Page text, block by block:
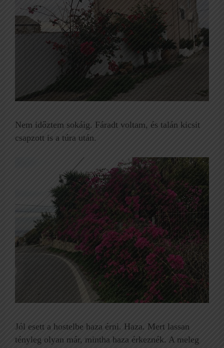
Nem időztem sokáig. Fáradt voltam, és talán kicsit
csapzott is a túra után.
Jól esett a hostelbe haza érni. Haza. Mert lassan
tényleg olyan már, mintha haza érkeznék. A meleg